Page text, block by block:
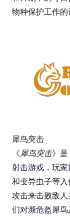
物种保护工作的
犀鸟突击
《犀鸟突击》
射击游戏，玩
和变异虫子等
攻击来击败敌
们对濒危盔犀鸟